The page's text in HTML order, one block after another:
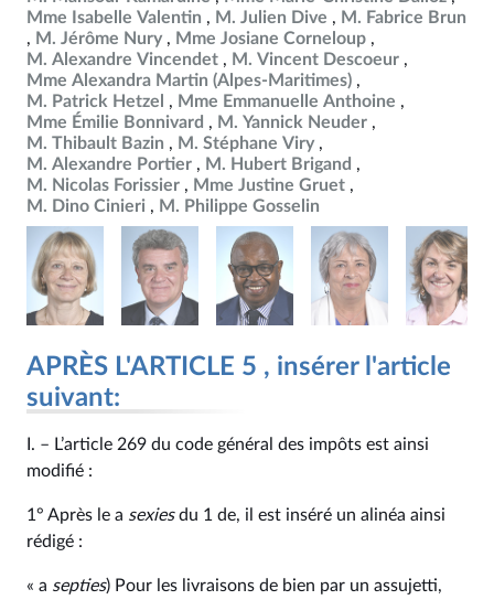
Mme Isabelle Valentin
M. Julien Dive
M. Fabrice Brun
M. Jérôme Nury
Mme Josiane Corneloup
M. Alexandre Vincendet
M. Vincent Descoeur
Mme Alexandra Martin (Alpes-Maritimes)
M. Patrick Hetzel
Mme Emmanuelle Anthoine
Mme Émilie Bonnivard
M. Yannick Neuder
M. Thibault Bazin
M. Stéphane Viry
M. Alexandre Portier
M. Hubert Brigand
M. Nicolas Forissier
Mme Justine Gruet
M. Dino Cinieri
M. Philippe Gosselin
APRÈS L'ARTICLE 5 , insérer l'article
suivant:
I. – L’article 269 du code général des impôts est ainsi
modifié :
1° Après le a sexiesdu 1 de, il est inséré un alinéa ainsi
rédigé :
« a septies) Pour les livraisons de bien par un assujetti,